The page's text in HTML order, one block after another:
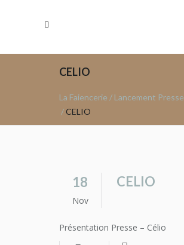
CELIO
La Faiencerie / Lancement Presse
/CELIO
18
Nov
CELIO
Présentation Presse – Célio